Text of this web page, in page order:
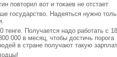
повторил вот и токаев не отстает
государство. Надеяться нужно
тенге. Получается надо работать с
000 в месяц, чтобы достичь порога
в стране получают такую